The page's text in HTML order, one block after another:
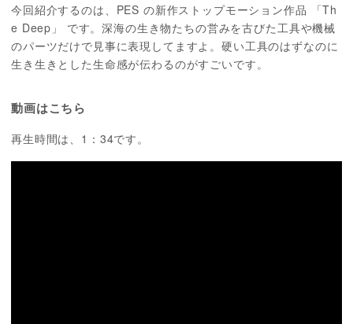
今回紹介するのは、PES の新作ストップモーション作品 「Th
e Deep」 です。深海の生き物たちの営みを古びた工具や機械
のパーツだけで見事に表現してますよ。硬い工具のはずなのに
生き生きとした生命感が伝わるのがすごいです。
動画はこちら
再生時間は、1：34です。